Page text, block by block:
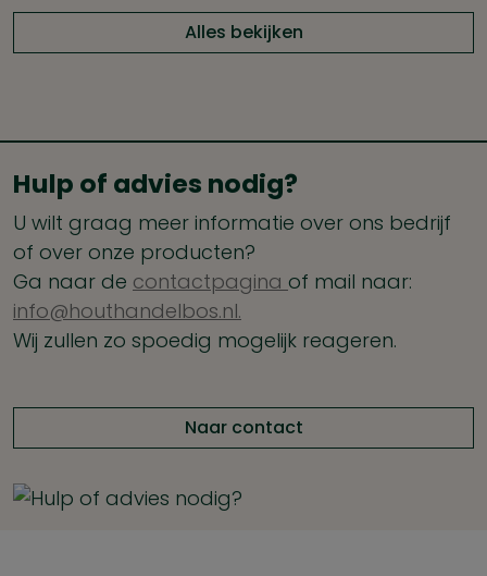
Alles bekijken
Hulp of advies nodig?
U wilt graag meer informatie over ons bedrijf
of over onze producten?
Ga naar de contactpagina of mail naar:
info@houthandelbos.nl.
Wij zullen zo spoedig mogelijk reageren.
Naar contact